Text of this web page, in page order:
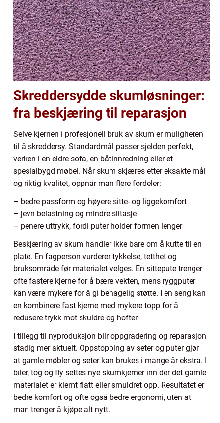
Skreddersydde skumløsninger:
fra beskjæring til reparasjon
Selve kjernen i profesjonell bruk av skum er muligheten
til å skreddersy. Standardmål passer sjelden perfekt,
verken i en eldre sofa, en båtinnredning eller et
spesialbygd møbel. Når skum skjæres etter eksakte mål
og riktig kvalitet, oppnår man flere fordeler:
– bedre passform og høyere sitte- og liggekomfort
– jevn belastning og mindre slitasje
– penere uttrykk, fordi puter holder formen lenger
Beskjæring av skum handler ikke bare om å kutte til en
plate. En fagperson vurderer tykkelse, tetthet og
bruksområde før materialet velges. En sittepute trenger
ofte fastere kjerne for å bære vekten, mens ryggputer
kan være mykere for å gi behagelig støtte. I en seng kan
en kombinere fast kjerne med mykere topp for å
redusere trykk mot skuldre og hofter.
I tillegg til nyproduksjon blir oppgradering og reparasjon
stadig mer aktuelt. Oppstopping av seter og puter gjør
at gamle møbler og seter kan brukes i mange år ekstra. I
biler, tog og fly settes nye skumkjerner inn der det gamle
materialet er klemt flatt eller smuldret opp. Resultatet er
bedre komfort og ofte også bedre ergonomi, uten at
man trenger å kjøpe alt nytt.